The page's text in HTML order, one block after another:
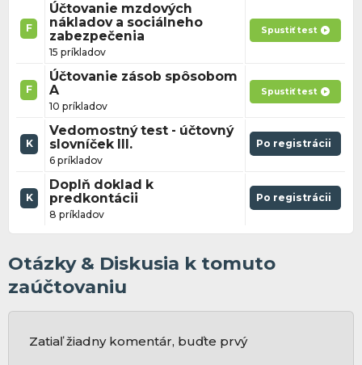
F
Účtovanie mzdových
nákladov a sociálneho
zabezpečenia
15 príkladov
Spustiť test
F
Účtovanie zásob spôsobom
A
10 príkladov
Spustiť test
K
Vedomostný test - účtovný
slovníček III.
6 príkladov
Po registrácii
K
Doplň doklad k
predkontácii
8 príkladov
Po registrácii
Otázky & Diskusia k tomuto
zaúčtovaniu
Zatiaľ žiadny komentár, buďte prvý